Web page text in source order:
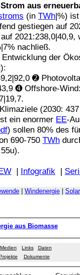
Strom aus
(in TWh|%)
gestiegen auf
2021:238,0|40,9,
nachließ.
der
➋
➍ Offshore-
(2030:
ein enormer EE-
) sollen 80% des
690-750 TWh
| Infografik |
Windenergie
aus Biomasse
Medien Links
Daten
Dokumente